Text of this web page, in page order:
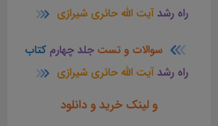
راه رشدآیت الله حائری شیرازی
سوالات و تست جلد چهارم کتاب
راه رشدآیت الله حائری شیرازی
و لینک خرید و دانلود